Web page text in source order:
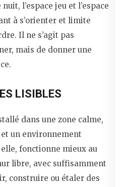
l’espace jeu et l’espace
à s’orienter et limite
Il ne s’agit pas
mais de donner une
LISIBLES
dans une zone calme,
un environnement
elle, fonctionne mieux au
libre, avec suffisamment
construire ou étaler des